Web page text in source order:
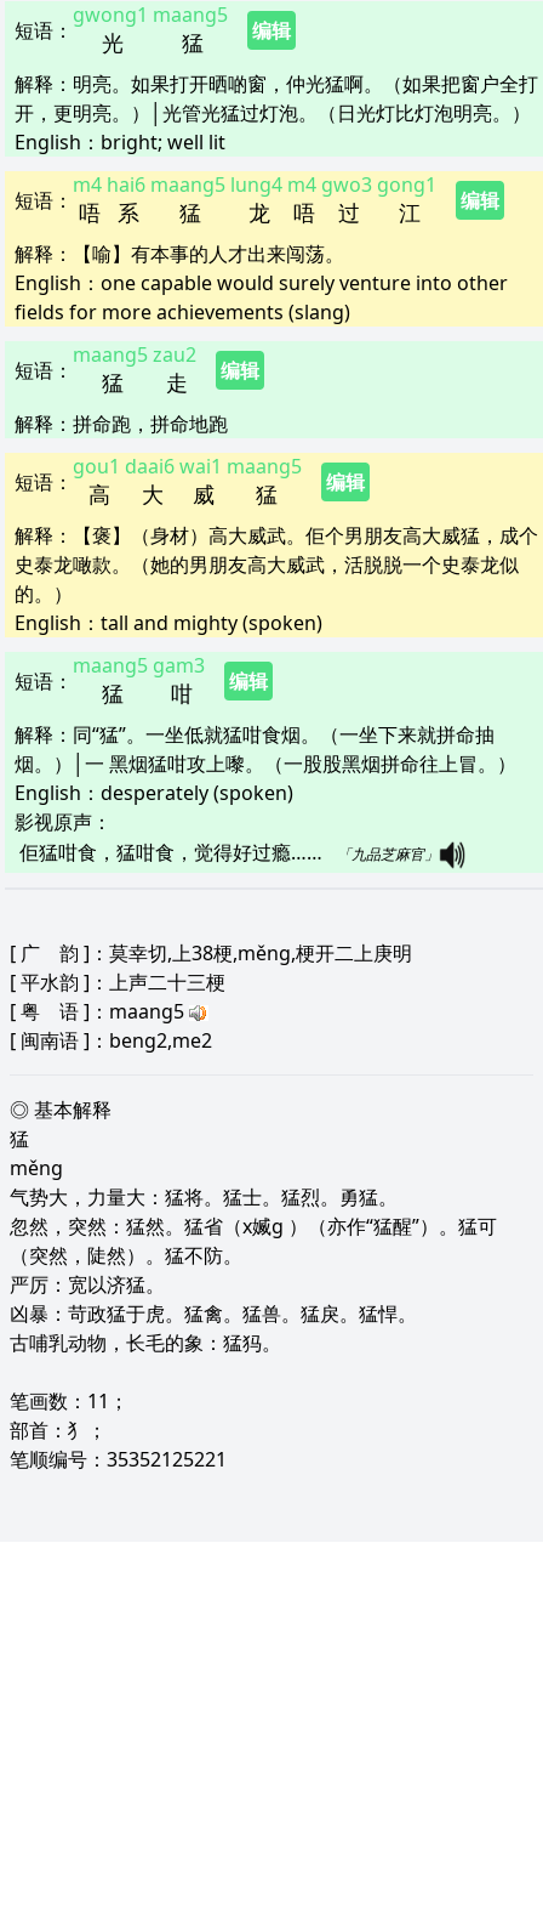
短语 ： 光
gwong1
猛
maang5
编辑
解释 ： 明亮。如果打开晒啲窗，仲光猛啊。（如果把窗户全打
开，更明亮。）│光管光猛过灯泡。（日光灯比灯泡明亮。）
English： bright; well lit
短语 ： 唔
m4
系
hai6
猛
maang5
龙
lung4
唔
m4
过
gwo3
江
gong1
编辑
解释 ：
【喻】有本事的人才出来闯荡。
English： one capable would surely venture into other
fields for more achievements (slang)
短语 ： 猛
maang5
走
zau2
编辑
解释 ： 拼命跑，拼命地跑
短语 ： 高
gou1
大
daai6
威
wai1
猛
maang5
编辑
解释 ：
【褒】（身材）高大威武。佢个男朋友高大威猛，成个
史泰龙噉款。（她的男朋友高大威武，活脱脱一个史泰龙似
的。）
English： tall and mighty (spoken)
短语 ： 猛
maang5
咁
gam3
编辑
解释 ： 同“猛”。一坐低就猛咁食烟。（一坐下来就拼命抽
烟。）│一 黑烟猛咁攻上嚟。（一股股黑烟拼命往上冒。）
English： desperately (spoken)
影视原声：
佢猛咁食，猛咁食，觉得好过瘾……
「九品芝麻官」
[ 广 韵 ]：莫幸切,上38梗,měng,梗开二上庚明
[平水韵 ]：上声二十三梗
[粤 语]：maang5
[ 闽南语]：beng2,me2
◎ 基本解释
猛
měng
气势大，力量大：猛将。猛士。猛烈。勇猛。
忽然，突然：猛然。猛省（x媙g ）（亦作“猛醒”）。猛可
（突然，陡然）。猛不防。
严厉：宽以济猛。
凶暴：苛政猛于虎。猛禽。猛兽。猛戾。猛悍。
古哺乳动物，长毛的象：猛犸。
笔画数：11；
部首：犭；
笔顺编号：35352125221